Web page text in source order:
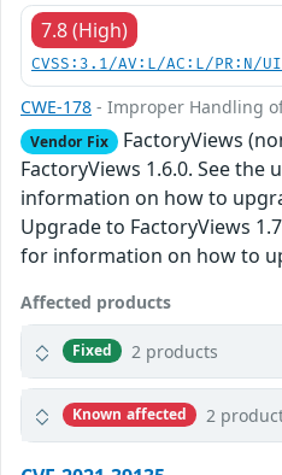
7.8 (High)
CVSS:3.1/AV:L/AC:L/PR:N/
CWE-178 - Improper Handling
Vendor Fix FactoryViews
FactoryViews 1.6.0. See
information on how to
Upgrade to FactoryViews
for information on how to
Affected products
Fixed 2 products
Known affected 2